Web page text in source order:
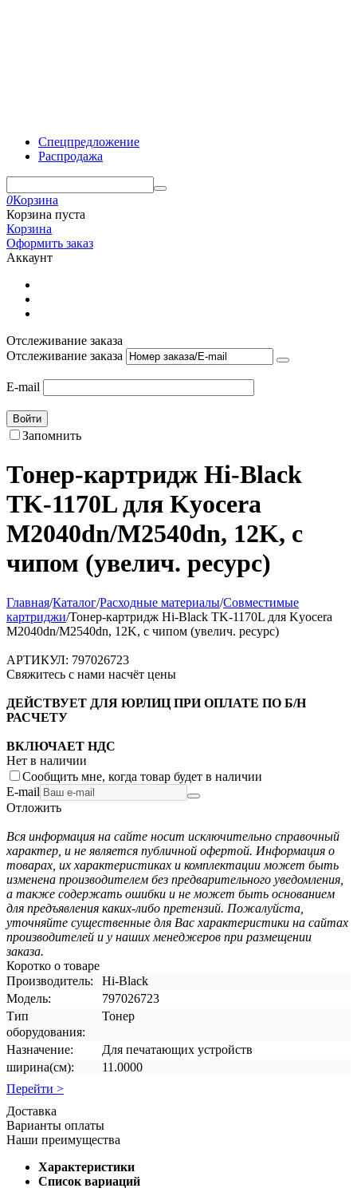
Спецпредложение
Распродажа
0Корзина
Корзина пуста
Корзина
Оформить заказ
Аккаунт
Отслеживание заказа
Отслеживание заказа
E-mail
Войти
Запомнить
Тонер-картридж Hi-Black
TK-1170L для Kyocera
M2040dn/M2540dn, 12K, с
чипом (увелич. ресурс)
Главная/Каталог/Расходные материалы/Совместимые
картриджи/Тонер-картридж Hi-Black TK-1170L для Kyocera
M2040dn/M2540dn, 12K, с чипом (увелич. ресурс)
АРТИКУЛ: 797026723
Свяжитесь с нами насчёт цены
ДЕЙСТВУЕТ ДЛЯ ЮРЛИЦ ПРИ ОПЛАТЕ ПО Б/Н
РАСЧЕТУ
ВКЛЮЧАЕТ НДС
Нет в наличии
Сообщить мне, когда товар будет в наличии
E-mail
Отложить
Вся информация на сайте носит исключительно справочный
характер, и не является публичной офертой. Информация о
товарах, их характеристиках и комплектации может быть
изменена производителем без предварительного уведомления,
а также содержать ошибки и не может быть основанием
для предъявления каких-либо претензий. Пожалуйста,
уточняйте существенные для Вас характеристики на сайтах
производителей и у наших менеджеров при размещении
заказа.
Коротко о товаре
Производитель:
Hi-Black
Модель:
797026723
Тип
оборудования:
Тонер
Назначение:
Для печатающих устройств
ширина(см):
11.0000
Перейти >
Доставка
Варианты оплаты
Наши преимущества
Характеристики
Список вариаций